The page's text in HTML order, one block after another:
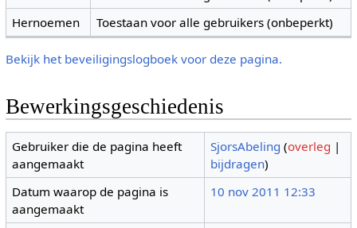
Hernoemen
Toestaan voor alle gebruikers (onbeperkt)
Bekijk het beveiligingslogboek voor deze pagina.
Bewerkingsgeschiedenis
Gebruiker die de pagina heeft
aangemaakt
SjorsAbeling (overleg |
bijdragen)
Datum waarop de pagina is
aangemaakt
10 nov 2011 12:33